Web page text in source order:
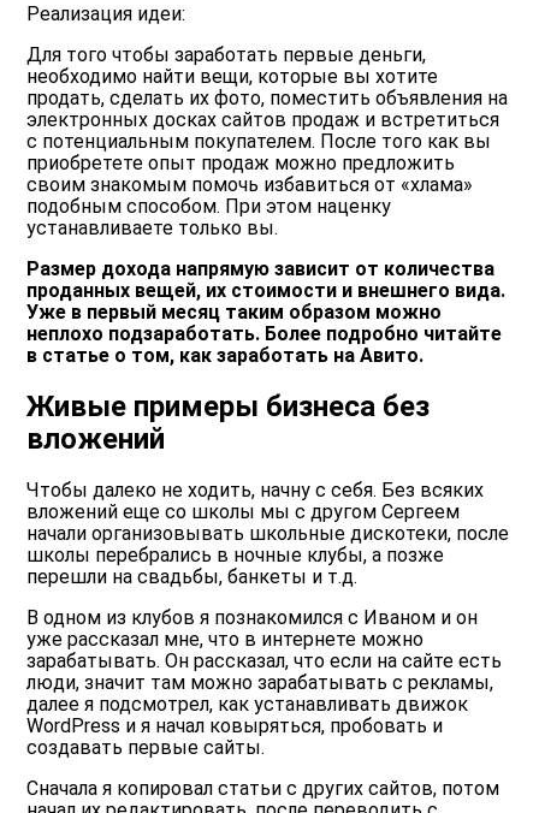
Реализация идеи:
Для того чтобы заработать первые деньги,
необходимо найти вещи, которые вы хотите
продать, сделать их фото, поместить объявления на
электронных досках сайтов продаж и встретиться
с потенциальным покупателем. После того как вы
приобретете опыт продаж можно предложить
своим знакомым помочь избавиться от «хлама»
подобным способом. При этом наценку
устанавливаете только вы.
Размер дохода напрямую зависит от количества
проданных вещей, их стоимости и внешнего вида.
Уже в первый месяц таким образом можно
неплохо подзаработать. Более подробно читайте
в статье о том, как заработать на Авито.
Живые примеры бизнеса без
вложений
Чтобы далеко не ходить, начну с себя. Без всяких
вложений еще со школы мы с другом Сергеем
начали организовывать школьные дискотеки, после
школы перебрались в ночные клубы, а позже
перешли на свадьбы, банкеты и т.д.
В одном из клубов я познакомился с Иваном и он
уже рассказал мне, что в интернете можно
зарабатывать. Он рассказал, что если на сайте есть
люди, значит там можно зарабатывать с рекламы,
далее я подсмотрел, как устанавливать движок
WordPress и я начал ковыряться, пробовать и
создавать первые сайты.
Сначала я копировал статьи с других сайтов, потом